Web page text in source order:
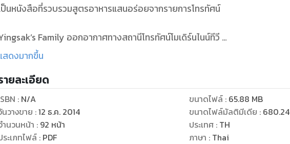
ป็นหนังสือที่รวบรวมสูตรอาหารแสนอร่อยจากรายการโทรทัศน์
Family ออกอากาศทางสถานีโทรทัศน์โมเดิร์นไนน์ทีวี
จัดทำจึงได้รวบรวมไว้ในหนังสือเล่มนี้ พร้อมกับ VDO
ระกอบขั้นตอนการทำ เพื่อให้มั่นใจว่า คุณจะดูสนุก
สดงมากขึ้น
ายละเอียด
: N/A
นวางขาย :12 ธ.ค. 2014
ำนวนหน้า : 92 หน้า
ระเภทไฟล์: PDF
ขนาดไฟล์: 65.88 MB
ขนาดไฟล์มัลติมีเดีย : 680.24
ประเทศ : TH
ภาษา : Thai